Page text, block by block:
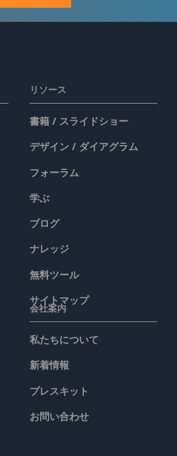
リソース
書籍 / スライドショー
デザイン / ダイアグラム
フォーラム
学ぶ
ブログ
ナレッジ
無料ツール
サイトマップ
会社案内
私たちについて
新着情報
プレスキット
お問い合わせ